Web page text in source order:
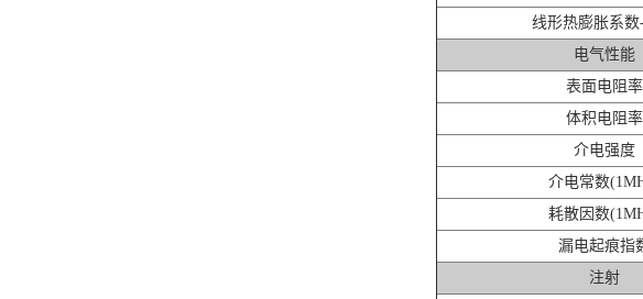
线形热膨胀系
电气性能
表面电阻率
体积电阻率
介电强度
介电常数
耗散因数
漏电起痕指
注射